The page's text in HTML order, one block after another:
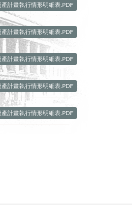
計畫執行情形明細表.PDF
計畫執行情形明細表.PDF
計畫執行情形明細表.PDF
計畫執行情形明細表.PDF
計畫執行情形明細表.PDF